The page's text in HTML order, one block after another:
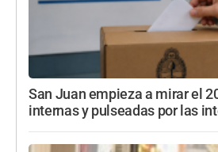
San Juan empieza a mirar el
internas y pulseadas por las